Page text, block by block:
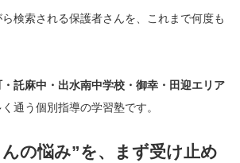
検索される保護者さんを、これまで何度も
・託麻中・出水南中学校・御幸・田迎エリア
通う個別指導の学習塾です。
の悩み”を、まず受け止め